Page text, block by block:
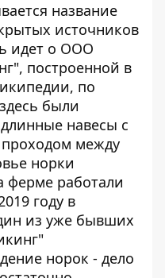
название
источников
идет о ООО
построенной в
, по
были
навесы с
между
норки
ферме работали
году в
из уже бывших
норок - дело